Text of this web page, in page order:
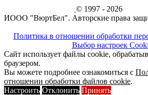
© 1997 - 2026
ИООО "ВюртБел". Авторские права
Политика в отношении обработки
Выбор настроек
Сайт использует файлы cookie,
браузером.
Вы можете подробнее ознакомиться с
отношении обработки файлов cookie.
Настроить Отклонить Принять